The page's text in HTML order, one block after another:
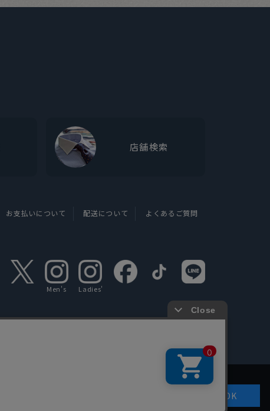
店舗検索
お支払いについて 配送について よくあるご質問
Men's Ladies'
OK